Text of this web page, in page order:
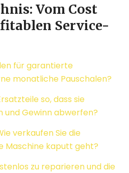
Vom Cost
Service-
für garantierte
monatliche Pauschalen?
so, dass sie
und Gewinn abwerfen?
verkaufen Sie die
Maschine kaputt geht?
zu reparieren und die